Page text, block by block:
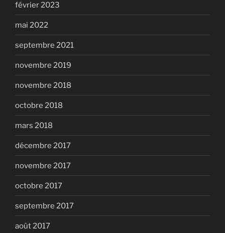
février 2023
mai 2022
septembre 2021
novembre 2019
novembre 2018
octobre 2018
mars 2018
décembre 2017
novembre 2017
octobre 2017
septembre 2017
août 2017